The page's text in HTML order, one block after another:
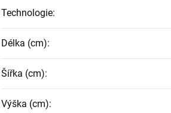
Technologie:
Délka (cm):
Šířka (cm):
Výška (cm):